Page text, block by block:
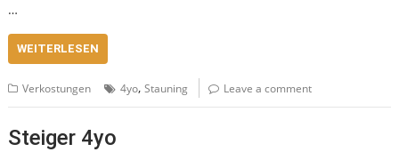
…
WEITERLESEN
Verkostungen 4yo,Stauning Leave a comment
Steiger 4yo